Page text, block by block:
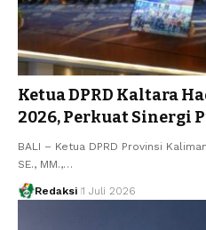
Ketua DPRD Kaltara
2026, Perkuat Sinergi
BALI – Ketua DPRD Provinsi
SE., MM.,…
Redaksi 1 Juli 2026